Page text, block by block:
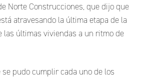
Norte Construcciones, que dijo que
atravesando la última etapa de la
las últimas viviendas a un ritmo de
se pudo cumplir cada uno de los